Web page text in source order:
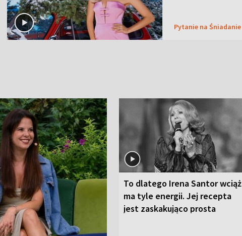
Pytanie na Śniadanie
To dlatego Irena Santor wciąż
ma tyle energii. Jej recepta
jest zaskakująco prosta